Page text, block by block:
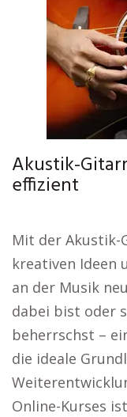
Akustik-
effizient
Mit der Akustik-
kreativen Ideen
an der Musik
dabei bist oder
beherrschst –
die ideale
Online-Kurses